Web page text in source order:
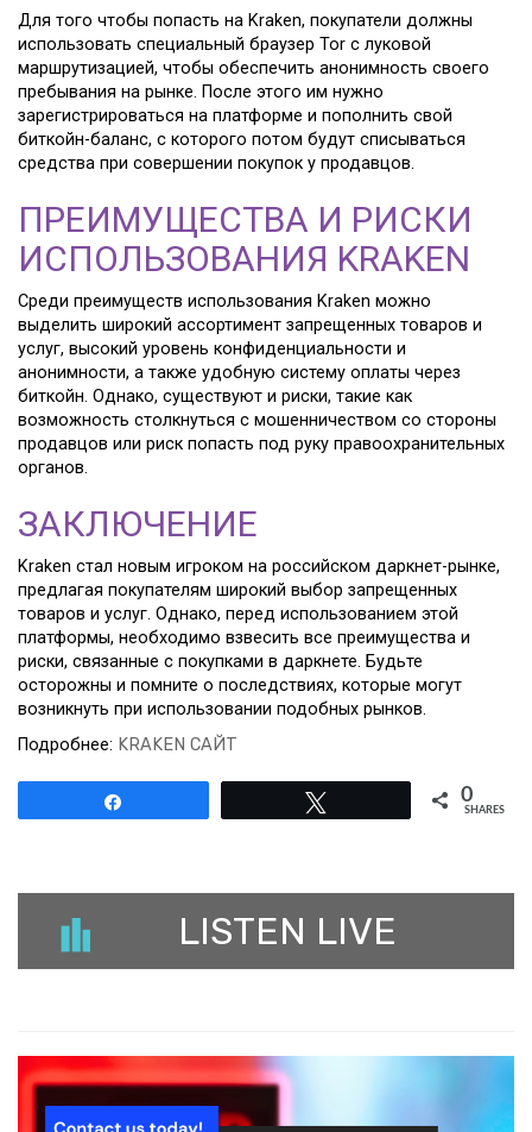
Для того чтобы попасть на Kraken, покупатели должны
использовать специальный браузер Tor с луковой
маршрутизацией, чтобы обеспечить анонимность своего
пребывания на рынке. После этого им нужно
зарегистрироваться на платформе и пополнить свой
биткойн-баланс, с которого потом будут списываться
средства при совершении покупок у продавцов.
ПРЕИМУЩЕСТВА И РИСКИ
ИСПОЛЬЗОВАНИЯ KRAKEN
Среди преимуществ использования Kraken можно
выделить широкий ассортимент запрещенных товаров и
услуг, высокий уровень конфиденциальности и
анонимности, а также удобную систему оплаты через
биткойн. Однако, существуют и риски, такие как
возможность столкнуться с мошенничеством со стороны
продавцов или риск попасть под руку правоохранительных
органов.
ЗАКЛЮЧЕНИЕ
Kraken стал новым игроком на российском даркнет-рынке,
предлагая покупателям широкий выбор запрещенных
товаров и услуг. Однако, перед использованием этой
платформы, необходимо взвесить все преимущества и
риски, связанные с покупками в даркнете. Будьте
осторожны и помните о последствиях, которые могут
возникнуть при использовании подобных рынков.
Подробнее: KRAKEN САЙТ
0
SHARES
LISTEN LIVE